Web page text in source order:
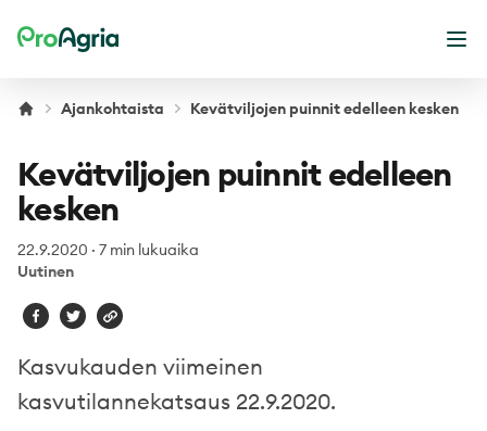
ProAgria
Ajankohtaista Kevätviljojen puinnit edelleen kesken
Kevätviljojen puinnit edelleen
kesken
22.9.2020 · 7 min lukuaika
Uutinen
Kasvukauden viimeinen
kasvutilannekatsaus 22.9.2020.